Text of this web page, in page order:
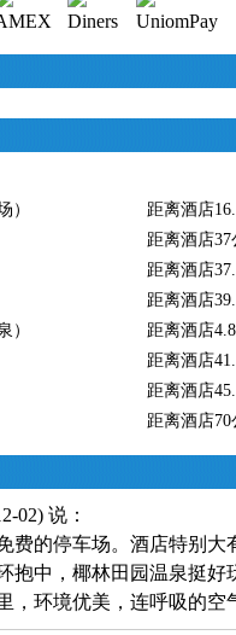
）
距离酒店
距离酒店37
距离酒店
距离酒店
）
距离酒店
距离酒店
距离酒店
距离酒店70
02) 说：
费的停车场。酒店特别大
抱中，椰林田园温泉挺好
，环境优美，连呼吸的空